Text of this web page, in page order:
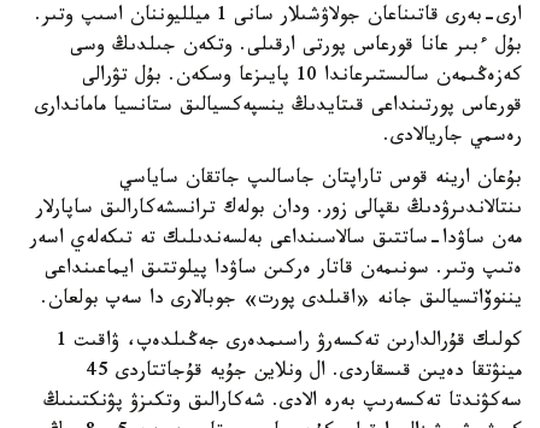
ارى-بەرى قاتىناعان جولاۋشىلار سانى 1 ميلليوننان اسىپ وتىر.
بۇل ءبىر عانا قورعاس پورتى ارقىلى. وتكەن جىلدىڭ وسى
كەزەڭىمەن سالىستىرعاندا 10 پايىزعا وسكەن. بۇل تۋرالى
قورعاس پورتىنداعى قىتايدىڭ ينسپەكسيالىق ستانسيا ماماندارى
رەسمي جاريالادى.
بۇعان ارينە قوس تاراپتان جاسالىپ جاتقان ساياسي
ىنتالاندىرۋدىڭ ىقپالى زور. ودان بولەك ترانسشەكارالىق ساپارلار
مەن ساۋدا-ساتتىق سالاسىنداعى بەلسەندىلىك تە تىكەلەي اسەر
ەتىپ وتىر. سونىمەن قاتار ەركىن ساۋدا پيلوتتىق ايماعىنداعى
يننوۆاتسيالىق جانە «اقىلدى پورت» جوبالارى دا سەپ بولعان.
كولىك قۇرالدارىن تەكسەرۋ راسىمدەرى جەڭىلدەپ، ۋاقىت 1
مينۋتقا دەيىن قىسقاردى. ال ونلاين جۇيە قۇجاتتاردى 45
سەكۋندتا تەكسەرىپ بەرە الادى. شەكارالىق وتكىزۋ پۋنكتىنىڭ